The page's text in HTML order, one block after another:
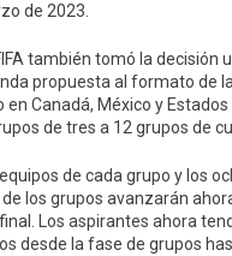
de 2023.
también tomó la decisión
propuesta al formato de
Canadá, México y Estados
de tres a 12 grupos de
de cada grupo y los
los grupos avanzarán
Los aspirantes ahora
desde la fase de grupos